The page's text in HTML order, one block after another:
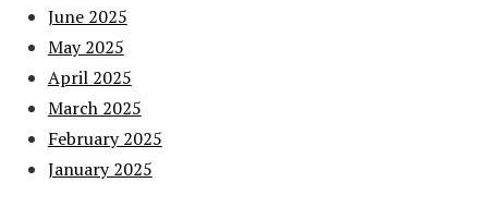
June 2025
May 2025
April 2025
March 2025
February 2025
January 2025